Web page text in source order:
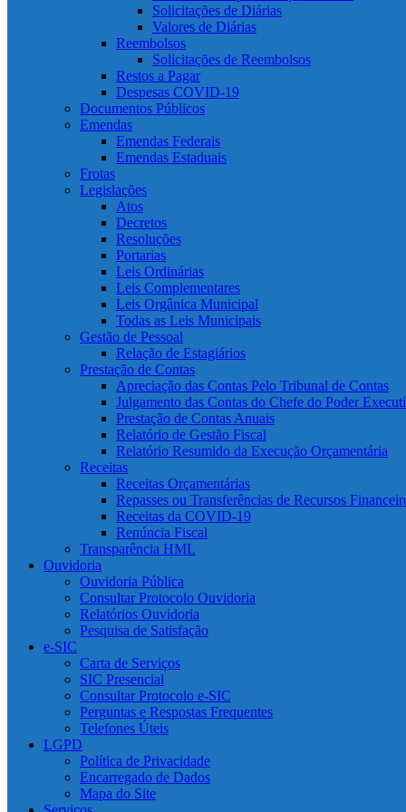
Solicitações de Diárias
Valores de Diárias
Reembolsos
Solicitações de Reembolsos
Restos a Pagar
Despesas COVID-19
Documentos Públicos
Emendas
Emendas Federais
Emendas Estaduais
Frotas
Legislações
Atos
Decretos
Resoluções
Portarias
Leis Ordinárias
Leis Complementares
Leis Orgânica Municipal
Todas as Leis Municipais
Gestão de Pessoal
Relação de Estagiários
Prestação de Contas
Apreciação das Contas Pelo Tribunal de Contas
Julgamento das Contas do Chefe do Poder
Prestação de Contas Anuais
Relatório de Gestão Fiscal
Relatório Resumido da Execução Orçamentária
Receitas
Receitas Orçamentárias
Repasses ou Transferências de Recursos
Receitas da COVID-19
Renúncia Fiscal
Transparência HML
Ouvidoria
Ouvidoria Pública
Consultar Protocolo Ouvidoria
Relatórios Ouvidoria
Pesquisa de Satisfação
e-SIC
Carta de Serviços
SIC Presencial
Consultar Protocolo e-SIC
Perguntas e Respostas Frequentes
Telefones Úteis
LGPD
Política de Privacidade
Encarregado de Dados
Mapa do Site